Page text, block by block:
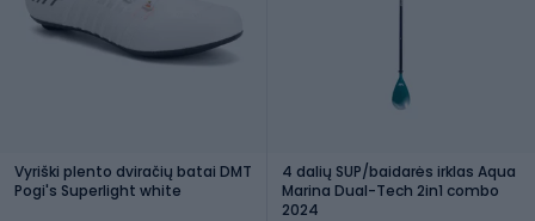
Vyriški plento dviračių batai DMT
Pogi's Superlight white
4 dalių SUP/baidarės irklas Aqua
Marina Dual-Tech 2in1 combo
2024